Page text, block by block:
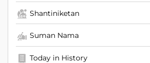
Shantiniketan
Suman Nama
Today in History